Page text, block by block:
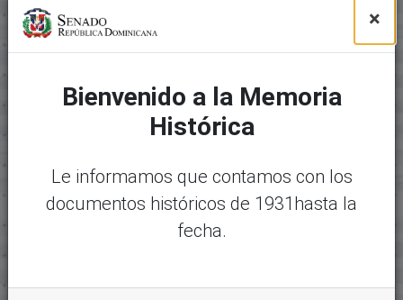
×
Bienvenido a la Memoria
Histórica
Le informamos que contamos con los
documentos históricos de 1931hasta la
fecha.